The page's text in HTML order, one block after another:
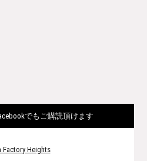
でもご購読頂けます
Factory Heights